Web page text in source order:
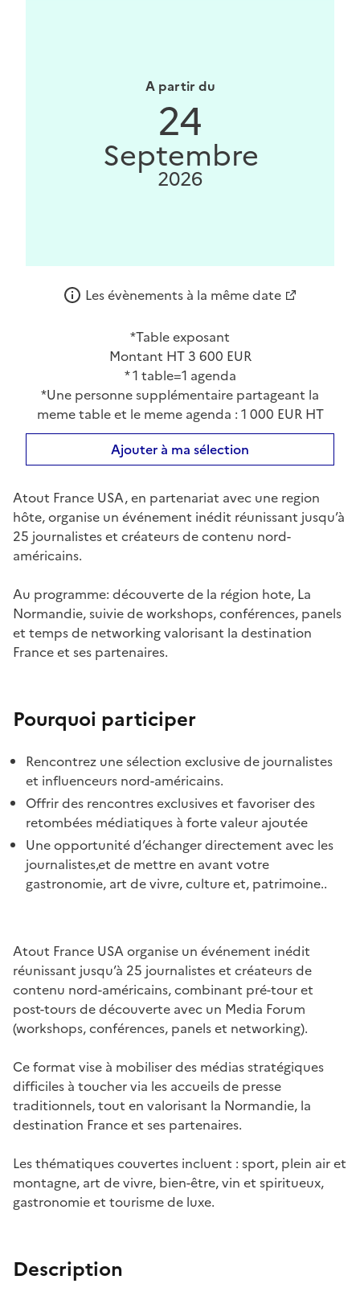
A partir du
24
Septembre
2026
Les évènements à la même date
*Table exposant
Montant HT 3 600 EUR
* 1 table=1 agenda
*Une personne supplémentaire partageant la
meme table et le meme agenda : 1 000 EUR HT
Ajouter à ma sélection
Atout France USA, en partenariat avec une region
hôte, organise un événement inédit réunissant jusqu’à
25 journalistes et créateurs de contenu nord-
américains.
Au programme: découverte de la région hote, La
Normandie, suivie de workshops, conférences, panels
et temps de networking valorisant la destination
France et ses partenaires.
Pourquoi participer
Rencontrez une sélection exclusive de journalistes
et influenceurs nord-américains.
Offrir des rencontres exclusives et favoriser des
retombées médiatiques à forte valeur ajoutée
Une opportunité d’échanger directement avec les
journalistes,et de mettre en avant votre
gastronomie, art de vivre, culture et, patrimoine..
Atout France USA organise un événement inédit
réunissant jusqu’à 25 journalistes et créateurs de
contenu nord-américains, combinant pré-tour et
post-tours de découverte avec un Media Forum
(workshops, conférences, panels et networking).
Ce format vise à mobiliser des médias stratégiques
difficiles à toucher via les accueils de presse
traditionnels, tout en valorisant la Normandie, la
destination France et ses partenaires.
Les thématiques couvertes incluent : sport, plein air et
montagne, art de vivre, bien-être, vin et spiritueux,
gastronomie et tourisme de luxe.
Description